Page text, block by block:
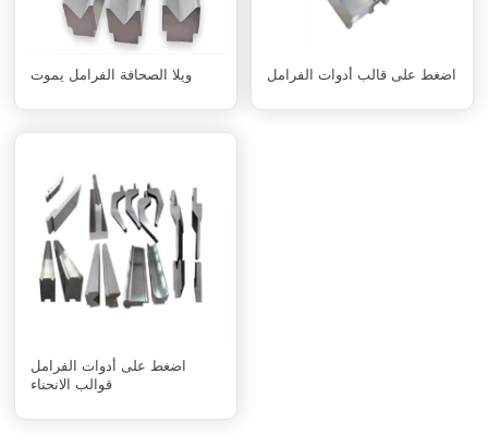
ويلا الصحافة الفرامل يموت اضغط على قالب أدوات الفرامل
اضغط على أدوات الفرامل
قوالب الانحناء